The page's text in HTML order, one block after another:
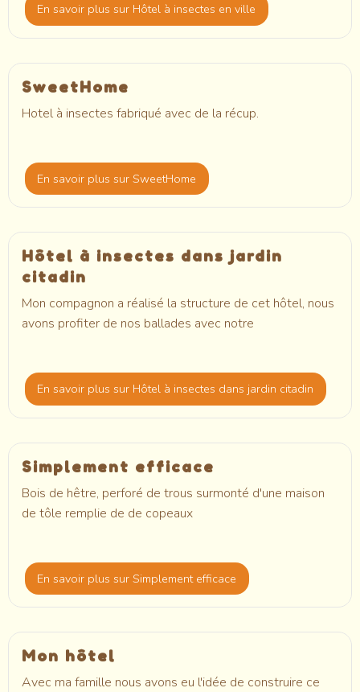
En savoir plussur Hôtel à insectes en ville
SweetHome
Hotel à insectes fabriqué avec de la récup.
En savoir plussur SweetHome
Hôtel à insectes dans jardin
citadin
Mon compagnon a réalisé la structure de cet hôtel, nous
avons profiter de nos ballades avec notre
En savoir plussur Hôtel à insectes dans jardin citadin
Simplement efficace
Bois de hêtre, perforé de trous surmonté d'une maison
de tôle remplie de de copeaux
En savoir plussur Simplement efficace
Mon hôtel
Avec ma famille nous avons eu l'idée de construire ce